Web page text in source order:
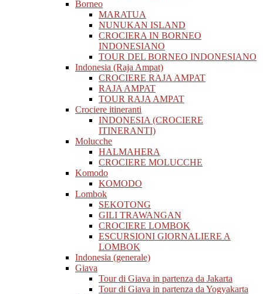
Borneo
MARATUA
NUNUKAN ISLAND
CROCIERA IN BORNEO
INDONESIANO
TOUR DEL BORNEO INDONESIANO
Indonesia (Raja Ampat)
CROCIERE RAJA AMPAT
RAJA AMPAT
TOUR RAJA AMPAT
Crociere itineranti
INDONESIA (CROCIERE
ITINERANTI)
Molucche
HALMAHERA
CROCIERE MOLUCCHE
Komodo
KOMODO
Lombok
SEKOTONG
GILI TRAWANGAN
CROCIERE LOMBOK
ESCURSIONI GIORNALIERE A
LOMBOK
Indonesia (generale)
Giava
Tour di Giava in partenza da Jakarta
Tour di Giava in partenza da Yogyakarta